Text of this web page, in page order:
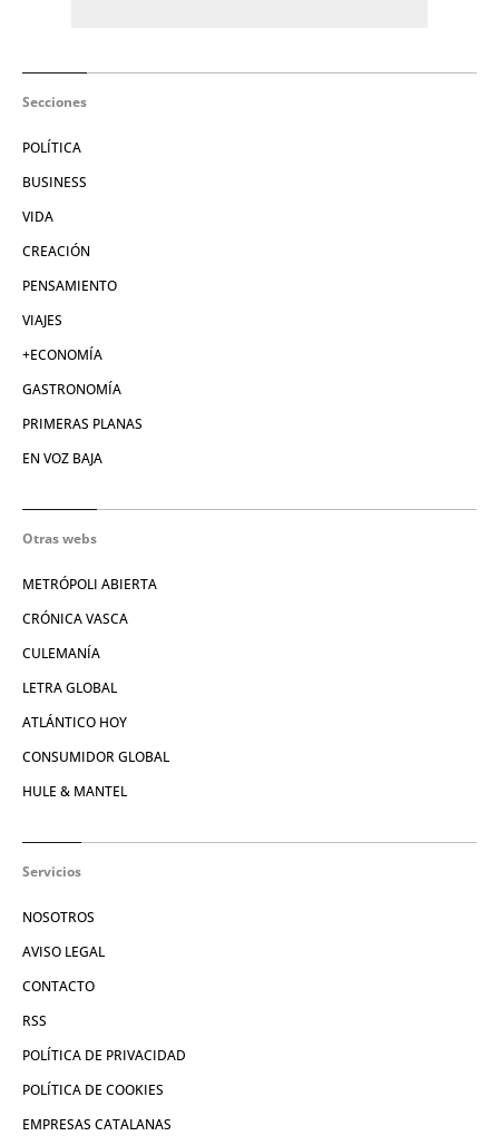
Secciones
POLÍTICA
BUSINESS
VIDA
CREACIÓN
PENSAMIENTO
VIAJES
+ECONOMÍA
GASTRONOMÍA
PRIMERAS PLANAS
EN VOZ BAJA
Otras webs
METRÓPOLI ABIERTA
CRÓNICA VASCA
CULEMANÍA
LETRA GLOBAL
ATLÁNTICO HOY
CONSUMIDOR GLOBAL
HULE & MANTEL
Servicios
NOSOTROS
AVISO LEGAL
CONTACTO
RSS
POLÍTICA DE PRIVACIDAD
POLÍTICA DE COOKIES
EMPRESAS CATALANAS